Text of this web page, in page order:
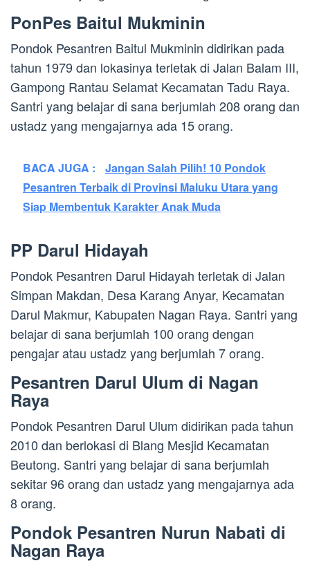
PonPes Baitul Mukminin
Pondok Pesantren Baitul Mukminin didirikan pada
tahun 1979 dan lokasinya terletak di Jalan Balam III,
Gampong Rantau Selamat Kecamatan Tadu Raya.
Santri yang belajar di sana berjumlah 208 orang dan
ustadz yang mengajarnya ada 15 orang.
BACA JUGA :
Jangan Salah Pilih! 10 Pondok
Pesantren Terbaik di Provinsi Maluku Utara yang
Siap Membentuk Karakter Anak Muda
PP Darul Hidayah
Pondok Pesantren Darul Hidayah terletak di Jalan
Simpan Makdan, Desa Karang Anyar, Kecamatan
Darul Makmur, Kabupaten Nagan Raya. Santri yang
belajar di sana berjumlah 100 orang dengan
pengajar atau ustadz yang berjumlah 7 orang.
Pesantren Darul Ulum di Nagan
Raya
Pondok Pesantren Darul Ulum didirikan pada tahun
2010 dan berlokasi di Blang Mesjid Kecamatan
Beutong. Santri yang belajar di sana berjumlah
sekitar 96 orang dan ustadz yang mengajarnya ada
8 orang.
Pondok Pesantren Nurun Nabati di
Nagan Raya